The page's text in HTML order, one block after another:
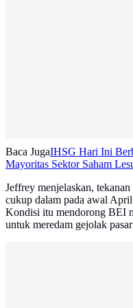
Baca JugaIHSG Hari Ini
Mayoritas Sektor Saham
Jeffrey menjelaskan,
cukup dalam pada awal
Kondisi itu mendorong BEI
untuk meredam gejolak